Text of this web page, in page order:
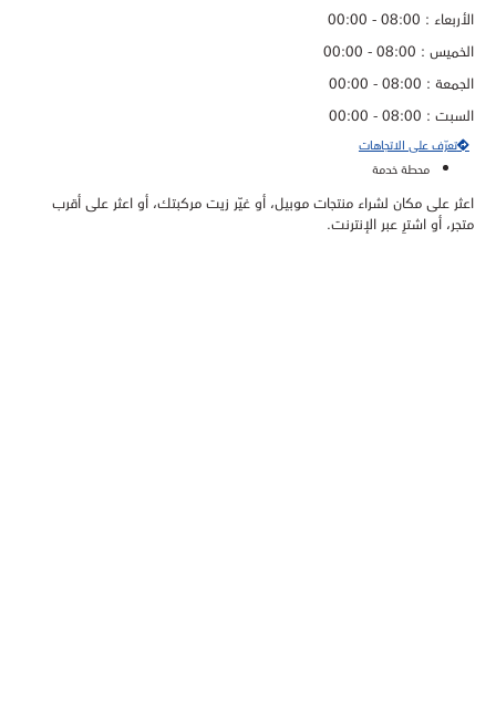
الأربعاء : 08:00 - 00:00
الخميس : 08:00 - 00:00
الجمعة : 08:00 - 00:00
السبت : 08:00 - 00:00
تعرّف على الاتجاهات
محطة خدمة
اعثر على مكان لشراء منتجات موبيل، أو غيّر زيت مركبتك، أو اعثر على أقرب
متجر، أو اشترِ عبر الإنترنت.